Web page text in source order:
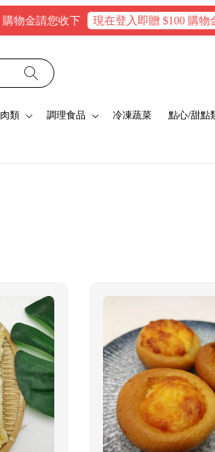
請您收下 現在登入即贈 $100 購物金，
肉類 調理食品 冷凍蔬菜 點心/甜點